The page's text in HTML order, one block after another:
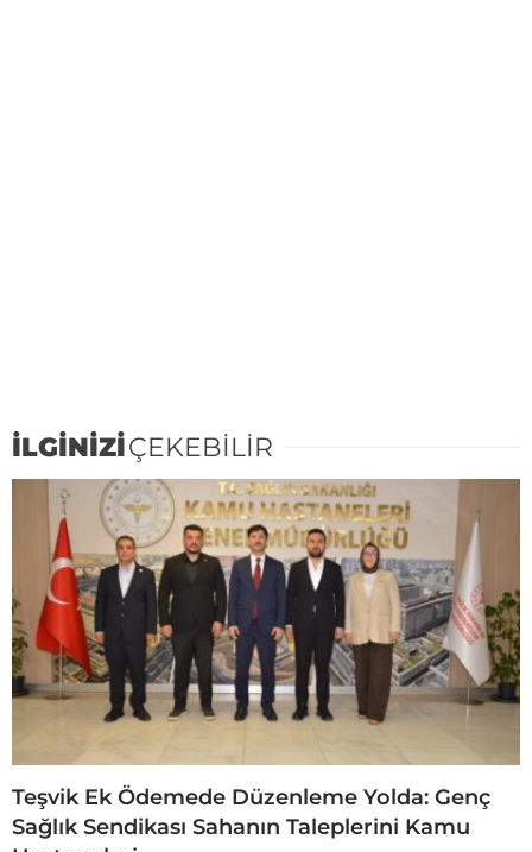
İLGİNİZİÇEKEBİLİR
Teşvik Ek Ödemede Düzenleme Yolda: Genç
Sağlık Sendikası Sahanın Taleplerini Kamu